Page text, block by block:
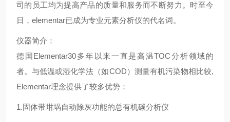
司的员工均为提高产品的质量和服务而不断努力。时至今
日，elementar已成为专业元素分析仪的代名词。
仪器简介：
德国Elementar30多年以来一直是高温TOC分析领域的
者。与低温或湿化学法（如COD）测量有机污染物相比较,
Elementar理念提供了较多优势：
1.固体带坩埚自动除灰功能的总有机碳分析仪